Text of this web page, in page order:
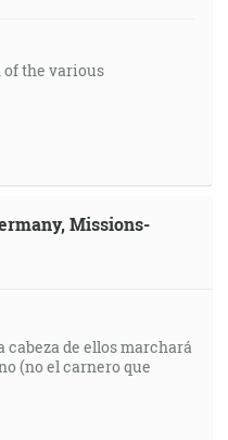
of the various
Missions-
cabeza de ellos marchará
(no el carnero que